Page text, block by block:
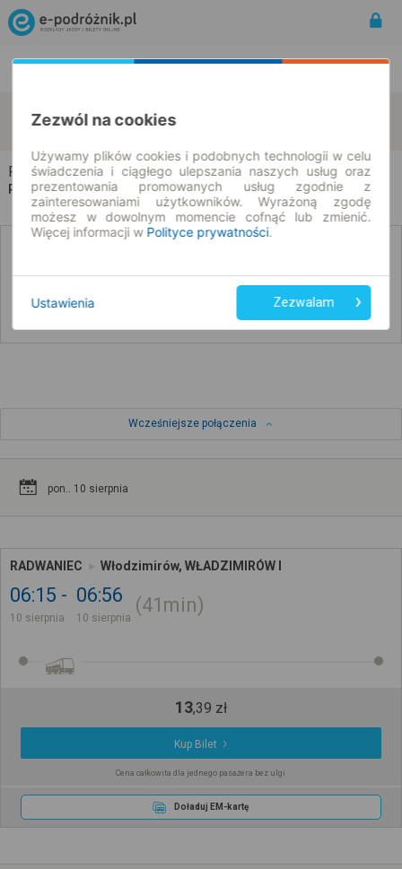
Radwaniec
Włodzimirów
Radwaniec → Włodzimirów
Rozkład jazdy i bilety
Poniżej przedstawiamy dostępne połączenia z innych dat
Wcześniejsze połączenia
pon.. 10 sierpnia
RADWANIEC Włodzimirów, WŁADZIMIRÓW I
06:15
10 sierpnia
06:56
10 sierpnia
41min
13,39 zł
Kup Bilet
Cena całkowita dla jednego pasażera bez ulgi
Doładuj EM-kartę
Zezwól na cookies
Używamy plików cookies i podobnych technologii w celu
świadczenia i ciągłego ulepszania naszych usług oraz
prezentowania promowanych usług zgodnie z
zainteresowaniami użytkowników. Wyrażoną zgodę
możesz w dowolnym momencie cofnąć lub zmienić.
Więcej informacji w Polityce prywatności.
Ustawienia Zezwalam